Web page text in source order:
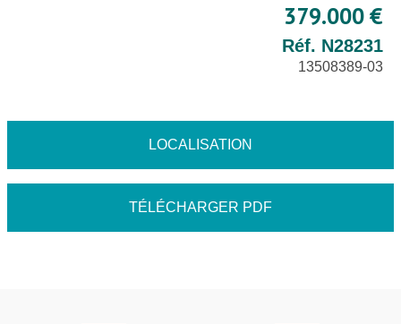
379.000 €
Réf. N28231
13508389-03
LOCALISATION
TÉLÉCHARGER PDF